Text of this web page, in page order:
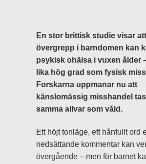
En stor brittisk studie visar
övergrepp i barndomen kan
psykisk ohälsa i vuxen ålder
lika hög grad som fysisk
Forskarna uppmanar nu att
känslomässig misshandel
samma allvar som våld.
Ett höjt tonläge, ett hånfullt ord
nedsättande kommentar kan
övergående – men för barnet